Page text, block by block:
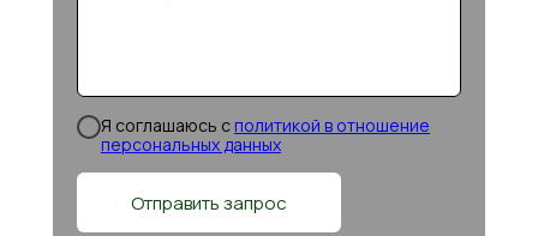
Я соглашаюсь c политикой в отношение
персональных данных
Отправить запрос